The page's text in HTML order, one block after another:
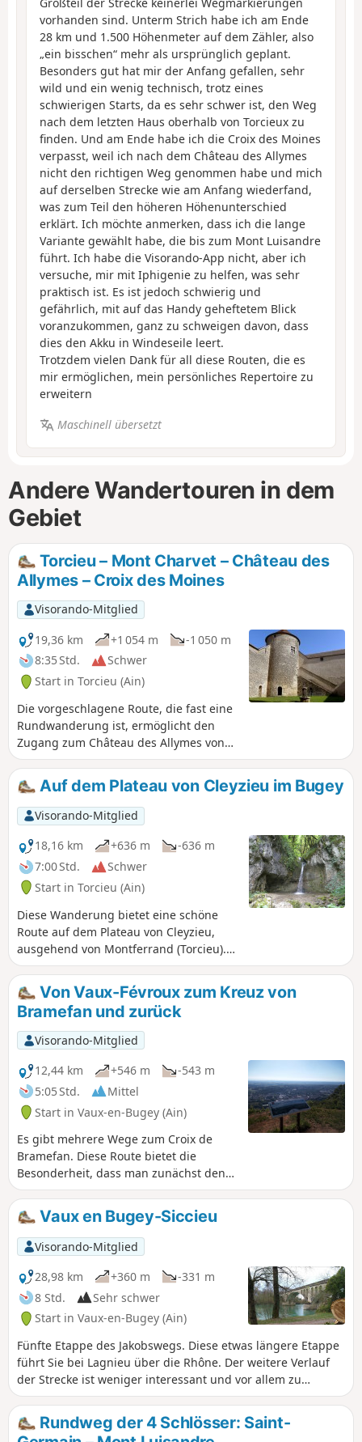
vorhanden sind. Unterm Strich habe ich am Ende
28 km und 1.500 Höhenmeter auf dem Zähler, also
„ein bisschen“ mehr als ursprünglich geplant.
Besonders gut hat mir der Anfang gefallen, sehr
wild und ein wenig technisch, trotz eines
schwierigen Starts, da es sehr schwer ist, den Weg
nach dem letzten Haus oberhalb von Torcieux zu
finden. Und am Ende habe ich die Croix des Moines
verpasst, weil ich nach dem Château des Allymes
nicht den richtigen Weg genommen habe und mich
auf derselben Strecke wie am Anfang wiederfand,
was zum Teil den höheren Höhenunterschied
erklärt. Ich möchte anmerken, dass ich die lange
Variante gewählt habe, die bis zum Mont Luisandre
führt. Ich habe die Visorando-App nicht, aber ich
versuche, mir mit Iphigenie zu helfen, was sehr
praktisch ist. Es ist jedoch schwierig und
gefährlich, mit auf das Handy geheftetem Blick
voranzukommen, ganz zu schweigen davon, dass
dies den Akku in Windeseile leert.
Trotzdem vielen Dank für all diese Routen, die es
mir ermöglichen, mein persönliches Repertoire zu
erweitern
Maschinell übersetzt
Andere Wandertouren in dem
Gebiet
Torcieu – Mont Charvet – Château des
Allymes – Croix des Moines
Visorando-Mitglied
19,36 km
+1 054 m
-1 050 m
8:35 Std.
Schwer
Start in Torcieu (Ain)
Die vorgeschlagene Route, die fast eine
Rundwanderung ist, ermöglicht den
Zugang zum Château des Allymes von
Torcieu aus. Es handelt sich um eine
etwas sportliche Wanderung mit zwei
Gesichtern: - steile Abschnitte oberhalb
von Torcieu (die manchmal den Einsatz
der Hände erfordern), Langstreckenweg
mit einer Abfolge von Aufstiegen und
Abstiegen ohne übermäßige
Steigungen. Der größte Teil der Strecke
verläuft im Unterholz (mit
eingeschränkter Sicht). Wanderstöcke
sind vor allem bei feuchtem Boden
empfehlenswert.
Auf dem Plateau von Cleyzieu im Bugey
Visorando-Mitglied
18,16 km
+636 m
-636 m
7:00 Std.
Schwer
Start in Torcieu (Ain)
Diese Wanderung bietet eine schöne
Route auf dem Plateau von Cleyzieu,
ausgehend von Montferrand (Torcieu).
Die größte Schwierigkeit ist der Aufstieg
zu den Grottes du Crochet, wo bei
nassem Wetter Vorsicht geboten ist
(Wanderstöcke empfohlen). Aufgrund
der Länge der Strecke wurde die
Wanderung als schwierig eingestuft.
Von Vaux-Févroux zum Kreuz von
Bramefan und zurück
Visorando-Mitglied
12,44 km
+546 m
-543 m
5:05 Std.
Mittel
Start in Vaux-en-Bugey (Ain)
Es gibt mehrere Wege zum Croix de
Bramefan. Diese Route bietet die
Besonderheit, dass man zunächst den
Bergrücken nördlich von Vaux nimmt
und nach der Überquerung des
Ruisseau Buizin über den Bergrücken
von Bramefan zurückkehrt. Fast die
gesamte Strecke verläuft im Unterholz.
Der Schwierigkeitsgrad „mittel” dieser
Wanderung ist durch den anfangs
steilen Aufstieg und die zahlreichen
Kreuzungen gerechtfertigt, die
verwirrend sein können.
Vaux en Bugey-Siccieu
Visorando-Mitglied
28,98 km
+360 m
-331 m
8 Std.
Sehr schwer
Start in Vaux-en-Bugey (Ain)
Fünfte Etappe des Jakobswegs. Diese etwas längere Etappe
führt Sie bei Lagnieu über die Rhône. Der weitere Verlauf
der Strecke ist weniger interessant und vor allem zu
asphaltiert, aber es gibt keine Alternative, um wieder auf
den GR®65 zu gelangen.
Rundweg der 4 Schlösser: Saint-